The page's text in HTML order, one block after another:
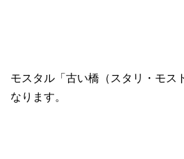
モスタル「古い橋（スタリ・モス
なります。